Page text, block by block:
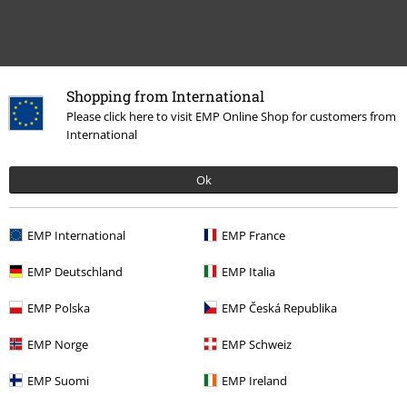
Shopping from International
Please click here to visit EMP Online Shop for customers from
International
Ok
EMP International EMP France
EMP Deutschland EMP Italia
EMP Polska EMP Česká Republika
EMP Norge EMP Schweiz
EMP Suomi EMP Ireland
Plus de catégories. Plus d'options.
Nouveautés Bijoux Colliers
Promos % Femme
Accessoires Bijoux Bijoux d'oreilles Boucles d'oreilles
Accessoires Bijoux
Vêtements & accessoires Bijoux & autres Colliers